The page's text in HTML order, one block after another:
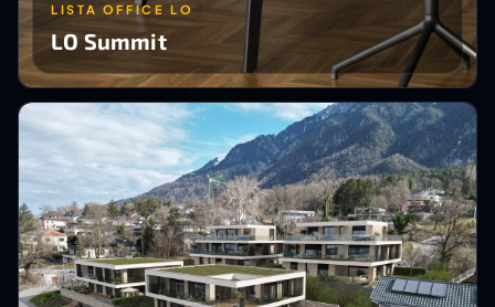
LISTA OFFICE LO
LO Summit